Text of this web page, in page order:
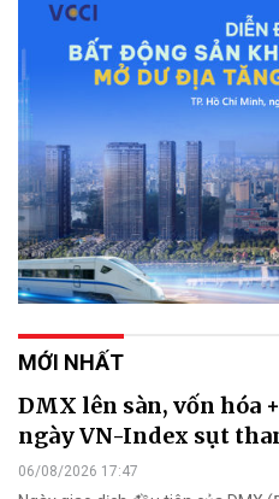
MỚI NHẤT
DMX lên sàn, vốn hóa
ngày VN-Index sụt
06/08/2026 17:47